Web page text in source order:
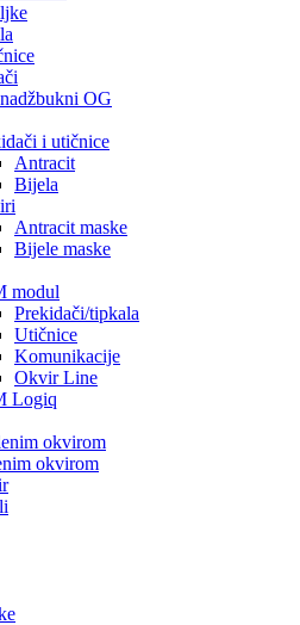
OG
i utičnice
Antracit
Bijela
Antracit maske
Bijele maske
modul
Prekidači/tipkala
Utičnice
Komunikacije
Okvir Line
Logiq
okvirom
okvirom